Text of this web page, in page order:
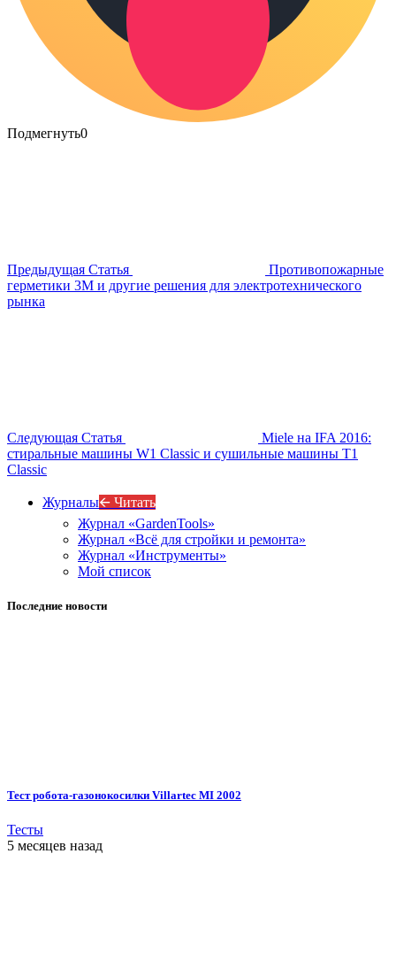
Подмегнуть0
Предыдущая Статья
Противопожарные
герметики 3М и другие решения для электротехнического
рынка
Следующая Статья
Miele на IFA 2016:
стиральные машины W1 Classic и сушильные машины T1
Classic
Журналы🡨 Читать
Журнал «GardenTools»
Журнал «Всё для стройки и ремонта»
Журнал «Инструменты»
Мой список
Последние новости
Тест робота-газонокосилки Villartec MI 2002
Тесты
5 месяцев назад